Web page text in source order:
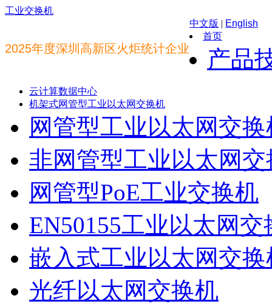
工业交换机
2025年度深圳高新区火炬统计企业
中文版 | English
首页
产品
云计算数据中心
机架式网管型工业以太网交换机
网管型工业以太网交换
非网管型工业以太网交
网管型PoE工业交换机
EN50155工业以太网交
嵌入式工业以太网交换
光纤以太网交换机